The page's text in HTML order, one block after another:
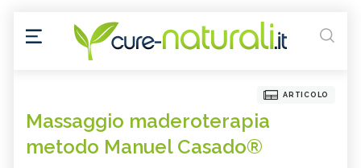
ARTICOLO
Massaggio maderoterapia
metodo Manuel Casado®